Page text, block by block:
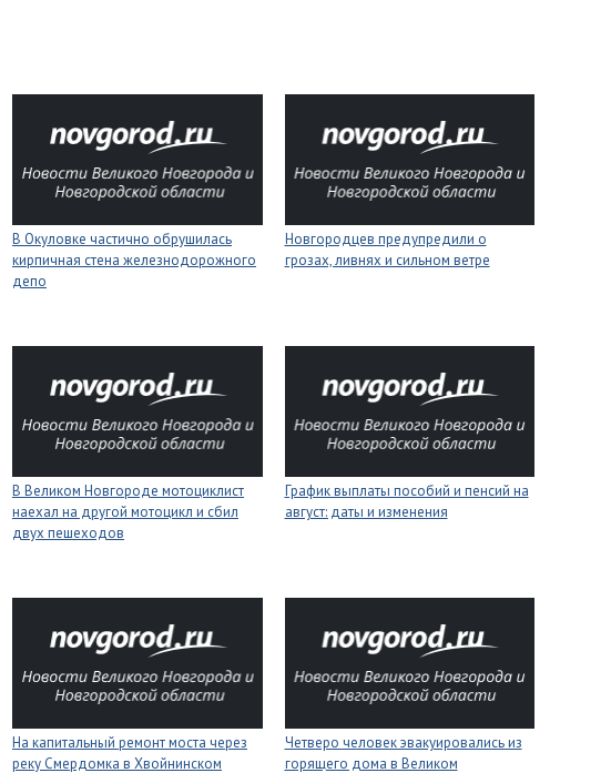
В Окуловке частично обрушилась
кирпичная стена железнодорожного
депо
Новгородцев предупредили о
грозах, ливнях и сильном ветре
В Великом Новгороде мотоциклист
наехал на другой мотоцикл и сбил
двух пешеходов
График выплаты пособий и пенсий на
август: даты и изменения
На капитальный ремонт моста через
реку Смердомка в Хвойнинском
Четверо человек эвакуировались из
горящего дома в Великом